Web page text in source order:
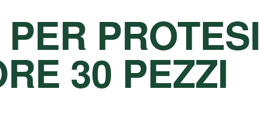
PROTESI
30 PEZZI